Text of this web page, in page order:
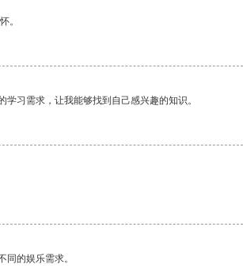
。
习需求，让我能够找到自己感兴趣的知识。
的娱乐需求。